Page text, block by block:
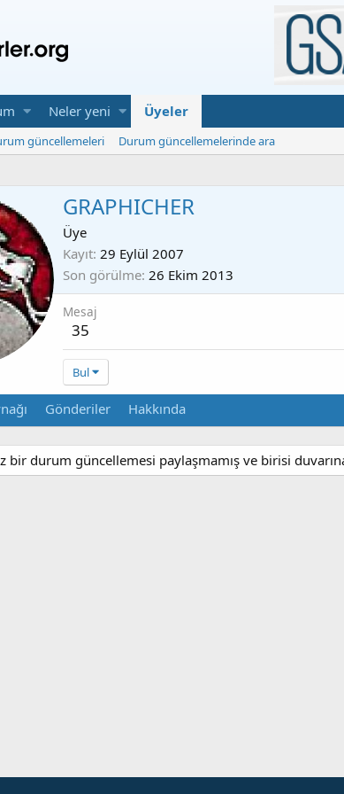
Neler yeni Üyeler
güncellemeleri
Durum güncellemelerinde ara
GRAPHICHER
Üye
Kayıt 29 Eylül 2007
Son görülme 26 Ekim 2013
Mesaj
35
Bul
Gönderiler Hakkında
bir durum güncellemesi paylaşmamış ve birisi